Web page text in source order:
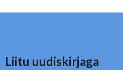
Liitu uudiskirjaga